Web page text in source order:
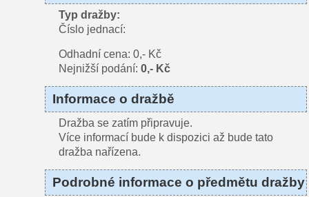
Typ dražby:
Číslo jednací:
Odhadní cena: 0,- Kč
Nejnižší podání: 0,- Kč
Informace o dražbě
Dražba se zatím připravuje.
Více informací bude k dispozici až bude tato
dražba nařízena.
Podrobné informace o předmětu dražby